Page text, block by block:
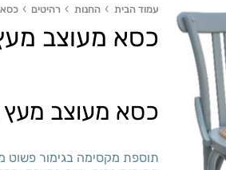
עמוד הבית החנות רהיטים
כסא מעוצב
כסא מעוצב
תוספת מקסימה בגימור פשוט